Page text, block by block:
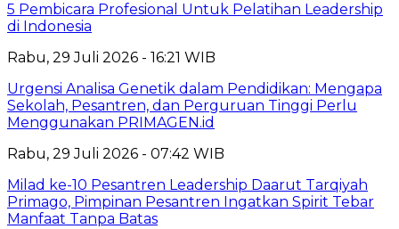
5 Pembicara Profesional Untuk Pelatihan Leadership
di Indonesia
Rabu, 29 Juli 2026 - 16:21 WIB
Urgensi Analisa Genetik dalam Pendidikan: Mengapa
Sekolah, Pesantren, dan Perguruan Tinggi Perlu
Menggunakan PRIMAGEN.id
Rabu, 29 Juli 2026 - 07:42 WIB
Milad ke-10 Pesantren Leadership Daarut Tarqiyah
Primago, Pimpinan Pesantren Ingatkan Spirit Tebar
Manfaat Tanpa Batas